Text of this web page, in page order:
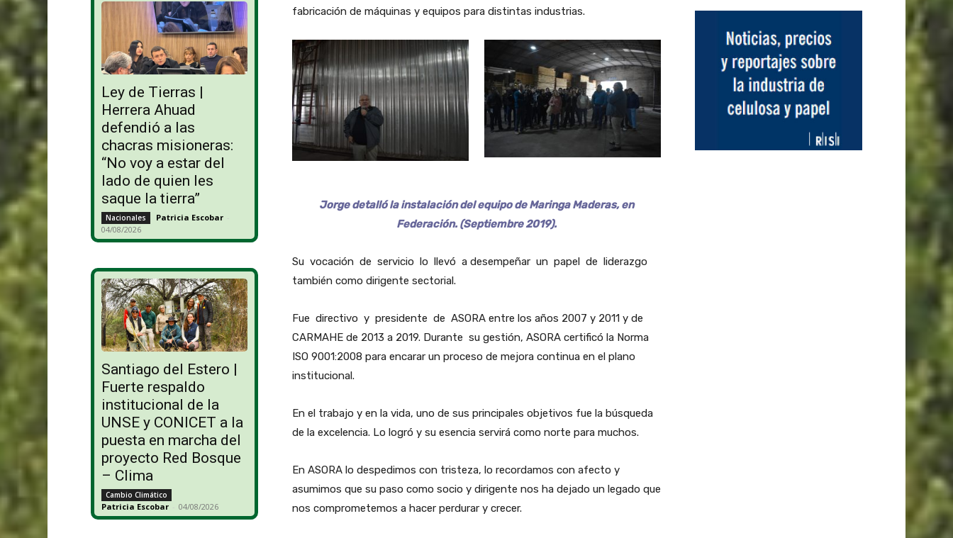
Ley de Tierras |
Herrera Ahuad
defendió a las
chacras misioneras:
“No voy a estar del
lado de quien les
saque la tierra”
Nacionales Patricia Escobar -
04/08/2026
Santiago del Estero |
Fuerte respaldo
institucional de la
UNSE y CONICET a la
puesta en marcha del
proyecto Red Bosque
– Clima
Cambio Climático
Patricia Escobar - 04/08/2026
fabricación de máquinas y equipos para distintas industrias.
Jorge detalló la instalación del equipo de Maringa Maderas, en
Federación. (Septiembre 2019).
Su vocación de servicio lo llevó a desempeñar un papel de liderazgo
también como dirigente sectorial.
Fue directivo y presidente de ASORA entre los años 2007 y 2011 y de
CARMAHE de 2013 a 2019. Durante su gestión, ASORA certificó la Norma
ISO 9001:2008 para encarar un proceso de mejora continua en el plano
institucional.
En el trabajo y en la vida, uno de sus principales objetivos fue la búsqueda
de la excelencia. Lo logró y su esencia servirá como norte para muchos.
En ASORA lo despedimos con tristeza, lo recordamos con afecto y
asumimos que su paso como socio y dirigente nos ha dejado un legado que
nos comprometemos a hacer perdurar y crecer.